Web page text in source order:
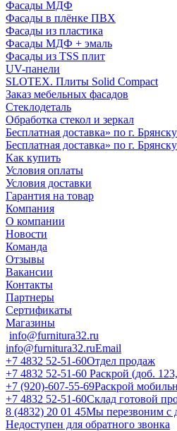
Фасады МДФ
Фасады в плёнке ПВХ
Фасады из пластика
Фасады МДФ + эмаль
Фасады из TSS плит
UV-панели
SLOTEX. Плиты Solid Compact
Заказ мебельных фасадов
Стеклодеталь
Обработка стекол и зеркал
Бесплатная доставка» по г.
Бесплатная доставка» по г.
Как купить
Условия оплаты
Условия доставки
Гарантия на товар
Компания
О компании
Новости
Команда
Отзывы
Вакансии
Контакты
Партнеры
Сертификаты
Магазины
info@furnitura32.ru
info@furnitura32.ruEmail
+7 4832 52-51-60Отдел продаж
+7 4832 52-51-60 Раскрой (доб.
+7 (920)-607-55-69Раскрой
+7 4832 52-51-60Склад готовой
8 (4832) 20 01 45Мы перезвоним с
Недоступен для обратного звонка